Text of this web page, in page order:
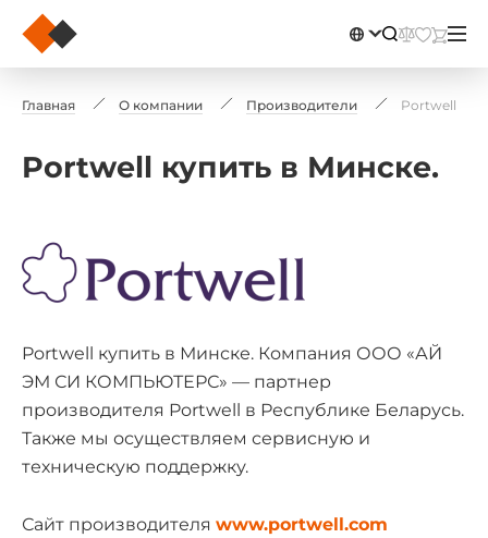
Главная О компании Производители Portwell
Portwell купить в Минске.
Portwell купить в Минске. Компания ООО «АЙ
ЭМ СИ КОМПЬЮТЕРС» — партнер
производителя Portwell в Республике Беларусь.
Также мы осуществляем сервисную и
техническую поддержку.
Сайт производителя www.portwell.com